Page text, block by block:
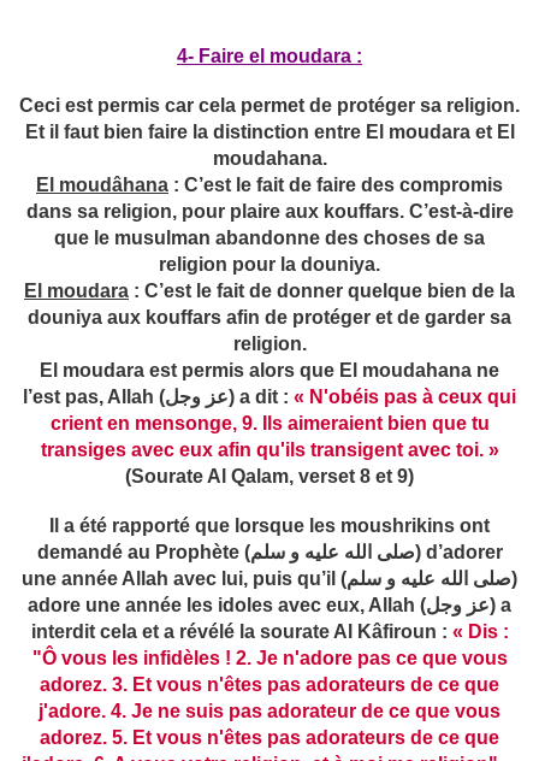
4- Faire el moudara :
Ceci est permis car cela permet de protéger sa religion.
Et il faut bien faire la distinction entre El moudara et El
moudahana.
El moudâhana : C’est le fait de faire des compromis
dans sa religion, pour plaire aux kouffars. C’est-à-dire
que le musulman abandonne des choses de sa
religion pour la douniya.
El moudara : C’est le fait de donner quelque bien de la
douniya aux kouffars afin de protéger et de garder sa
religion.
El moudara est permis alors que El moudahana ne
l’est pas, Allah (عز وجل) a dit : « N'obéis pas à ceux qui
crient en mensonge, 9. Ils aimeraient bien que tu
transiges avec eux afin qu'ils transigent avec toi. »
(Sourate Al Qalam, verset 8 et 9)
Il a été rapporté que lorsque les moushrikins ont
demandé au Prophète (صلى الله عليه و سلم) d’adorer
une année Allah avec lui, puis qu’il (صلى الله عليه و سلم)
adore une année les idoles avec eux, Allah (عز وجل) a
interdit cela et a révélé la sourate Al Kâfiroun : « Dis :
"Ô vous les infidèles ! 2. Je n'adore pas ce que vous
adorez. 3. Et vous n'êtes pas adorateurs de ce que
j'adore. 4. Je ne suis pas adorateur de ce que vous
adorez. 5. Et vous n'êtes pas adorateurs de ce que